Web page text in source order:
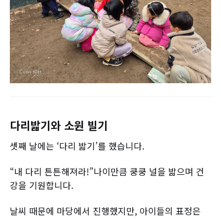
다리밟기와 소원 빌기
셋째 날에는 ‘다리 밟기’를 했습니다.
“내 다리 튼튼해져라!”나이만큼 쿵쿵 널을 밟으며 건
강을 기원합니다.
날씨 때문에 마당에서 진행했지만, 아이들의 표정은